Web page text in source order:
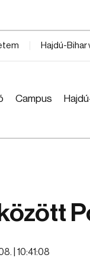
Hajdú-Bihar
Campus
| 10:41:08